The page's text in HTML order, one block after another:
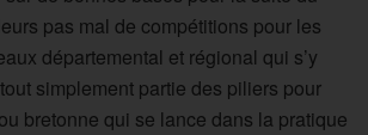
pas mal de compétitions pour les
départemental et régional qui s’y
simplement partie des piliers pour
bretonne qui se lance dans la pratique